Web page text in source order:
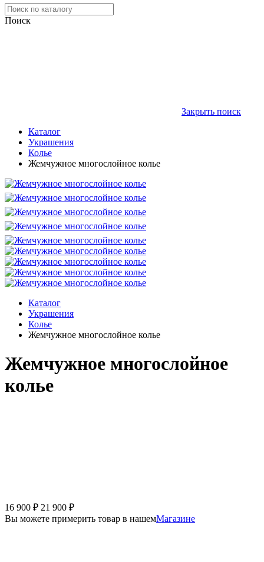
Поиск
Закрыть поиск
Каталог
Украшения
Колье
Жемчужное многослойное колье
Каталог
Украшения
Колье
Жемчужное многослойное колье
Жемчужное многослойное
колье
16 900 ₽ 21 900 ₽
Вы можете примерить товар в нашемМагазине